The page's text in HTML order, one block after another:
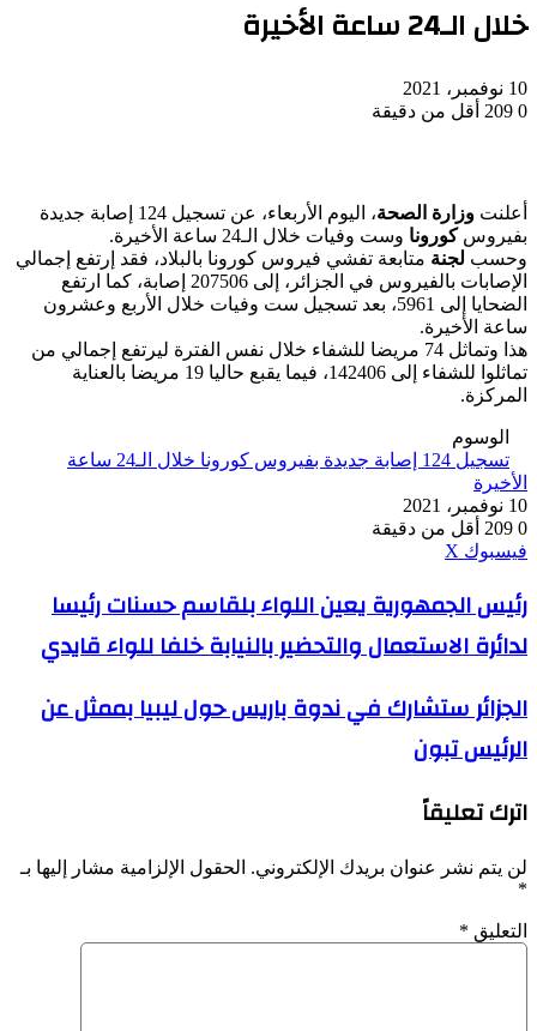
خلال الـ24 ساعة الأخيرة
10 نوفمبر، 2021
0
أقل من دقيقة
أعلنت وزارة الصحة
، اليوم الأربعاء، عن تسجيل 124 إصابة جديدة
بفيروس كورونا وست وفيات خلال الـ24 ساعة الأخيرة.
وحسب لجنة متابعة تفشي فيروس كورونا بالبلاد، فقد إرتفع إجمالي
الإصابات بالفيروس في الجزائر، إلى 207506 إصابة، كما ارتفع
الضحايا إلى 5961، بعد تسجيل ست وفيات خلال الأربع وعشرون
ساعة الأخيرة.
هذا وتماثل 74 مريضا للشفاء خلال نفس الفترة ليرتفع إجمالي من
تماثلوا للشفاء إلى 142406، فيما يقبع حاليا 19 مريضا بالعناية
المركزة.
الوسوم
تسجيل 124 إصابة جديدة بفيروس كورونا خلال الـ24 ساعة
الأخيرة
10 نوفمبر، 2021
0
أقل من دقيقة
فيسبوك ‫X
رئيس
الجمهورية
يعين
اللواء
حسنات
رئيسا
لدائرة
والتحضير
بالنيابة
للواء
قايدي
رئيس الجمهورية يعين اللواء بلقاسم حسنات رئيسا
لدائرة الاستعمال والتحضير بالنيابة خلفا للواء قايدي
الجزائر
ستشارك
في
ندوة
حول
بممثل
عن
تبون
الجزائر ستشارك في ندوة باريس حول ليبيا بممثل عن
الرئيس تبون
اترك تعليقاً
لن يتم نشر عنوان بريدك الإلكتروني. الحقول الإلزامية مشار إليها بـ
*
التعليق *